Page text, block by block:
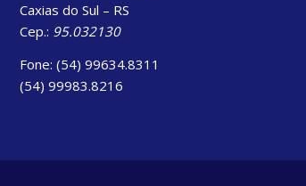
Caxias do Sul – RS
Cep.: 95.032130
Fone: (54) 99634.8311
(54) 99983.8216